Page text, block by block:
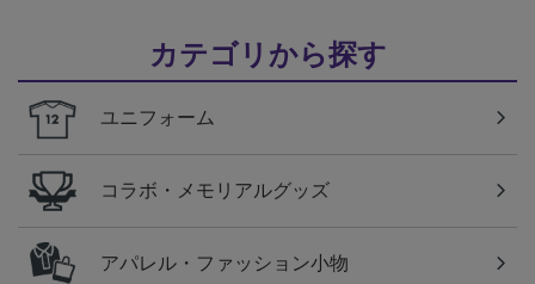
カテゴリから探す
ユニフォーム
コラボ・メモリアルグッズ
アパレル・ファッション小物